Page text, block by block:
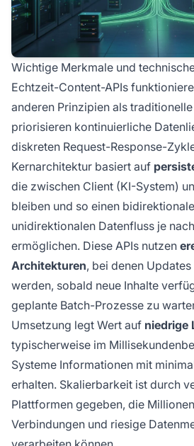
Wichtige Merkmale und
Echtzeit-Content-APIs
anderen Prinzipien als traditionelle
priorisieren kontinuierliche
diskreten Request-Response-
Kernarchitektur basiert auf
die zwischen Client (KI-System)
bleiben und so einen
unidirektionalen Datenfluss je
ermöglichen. Diese APIs nutzen
Architekturen, bei denen
werden, sobald neue Inhalte
geplante Batch-Prozesse zu
Umsetzung legt Wert auf niedrige
typischerweise im
Systeme Informationen mit
erhalten. Skalierbarkeit ist durch
Plattformen gegeben, die
Verbindungen und riesige